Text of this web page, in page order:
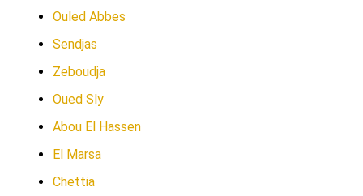
Ouled Abbes
Sendjas
Zeboudja
Oued Sly
Abou El Hassen
El Marsa
Chettia